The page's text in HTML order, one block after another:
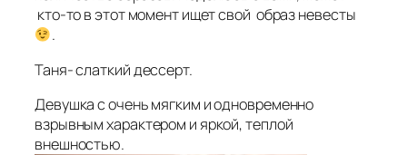
кто-то в этот момент ищет свой образ невесты
.
Таня- слаткий дессерт.
Девушка с очень мягким и одновременно
взрывным характером и яркой, теплой
внешностью.